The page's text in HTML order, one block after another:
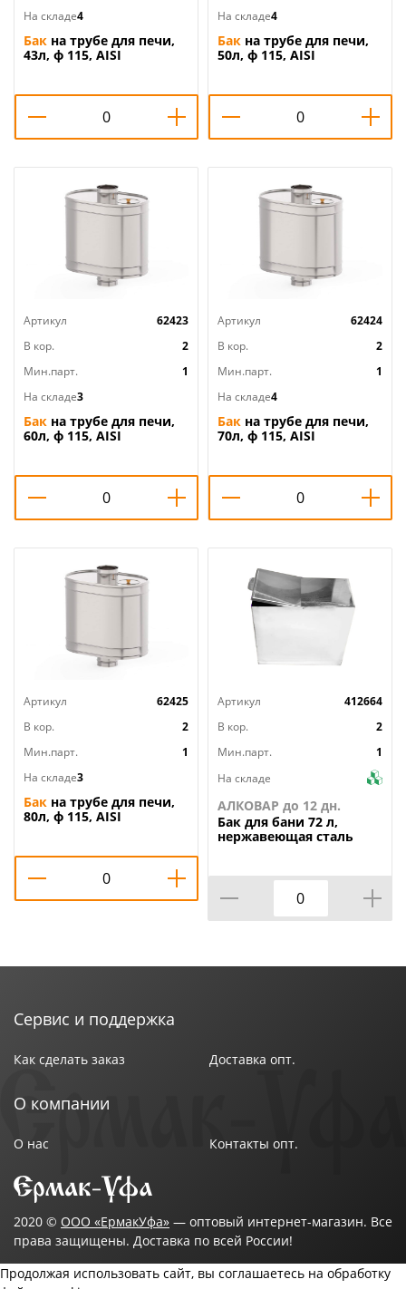
На складе4
Бак на трубе для печи,
43л, ф 115, AISI
На складе4
Бак на трубе для печи,
50л, ф 115, AISI
Артикул
62423
В кор.
2
Мин.парт.
1
На складе3
Бак на трубе для печи,
60л, ф 115, AISI
Артикул
62424
В кор.
2
Мин.парт.
1
На складе4
Бак на трубе для печи,
70л, ф 115, AISI
Артикул
62425
В кор.
2
Мин.парт.
1
На складе3
Бак на трубе для печи,
80л, ф 115, AISI
Артикул
412664
В кор.
2
Мин.парт.
1
На складе
АЛКОВАР до 12 дн.
Бак для бани 72 л,
нержавеющая сталь
Сервис и поддержка
Как сделать заказ Доставка опт.
О компании
О нас Контакты опт.
2020 © ООО «ЕрмакУфа» — оптовый интернет-магазин. Все
права защищены. Доставка по всей России!
Продолжая использовать сайт, вы соглашаетесь на обработку